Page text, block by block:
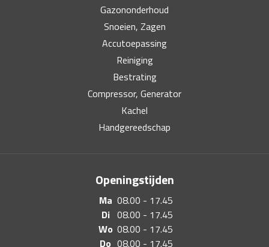
Gazononderhoud
Snoeien, Zagen
Accutoepassing
Reiniging
Bestrating
Compressor, Generator
Kachel
Handgereedschap
Openingstijden
Ma 08.00 - 17.45
Di 08.00 - 17.45
Wo 08.00 - 17.45
Do 08.00 - 17.45